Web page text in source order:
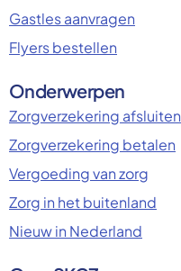
Gastles aanvragen
Flyers bestellen
Onderwerpen
Zorgverzekering afsluiten
Zorgverzekering betalen
Vergoeding van zorg
Zorg in het buitenland
Nieuw in Nederland